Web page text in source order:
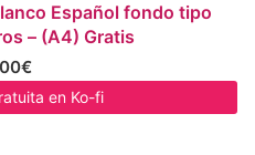
Español fondo tipo
– (A4) Gratis
€
en Ko-fi